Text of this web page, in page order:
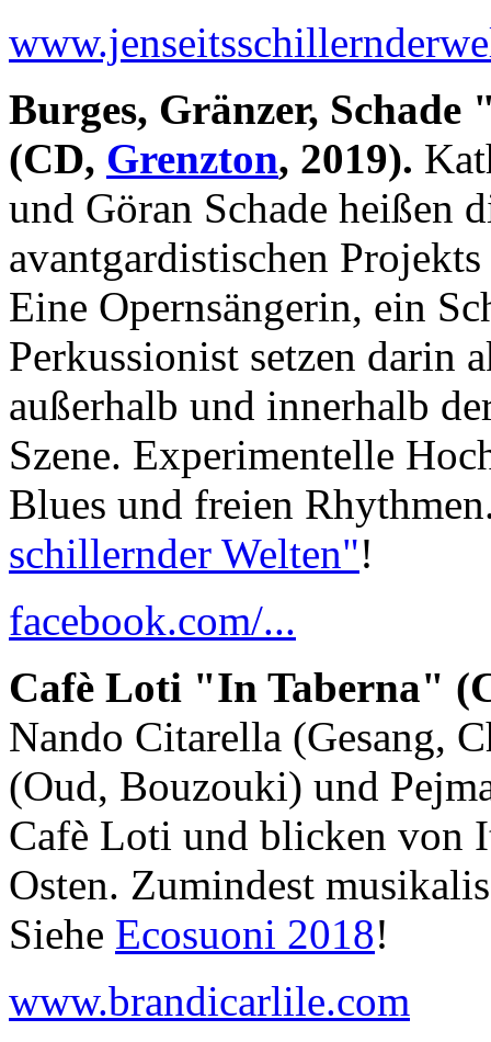
Burges, Gränzer,
(CD, Grenzton, 2019).
und Göran Schade heißen
avantgardistischen
Eine Opernsängerin, ein
Perkussionist setzen darin
außerhalb und innerhalb
Szene. Experimentelle
Blues und freien
schillernder Welten"!
facebook.com/...
Cafè Loti "In Taberna"
Nando Citarella (Gesang,
(Oud, Bouzouki) und
Cafè Loti und blicken von
Osten. Zumindest
Siehe Ecosuoni 2018!
www.brandicarlile.com